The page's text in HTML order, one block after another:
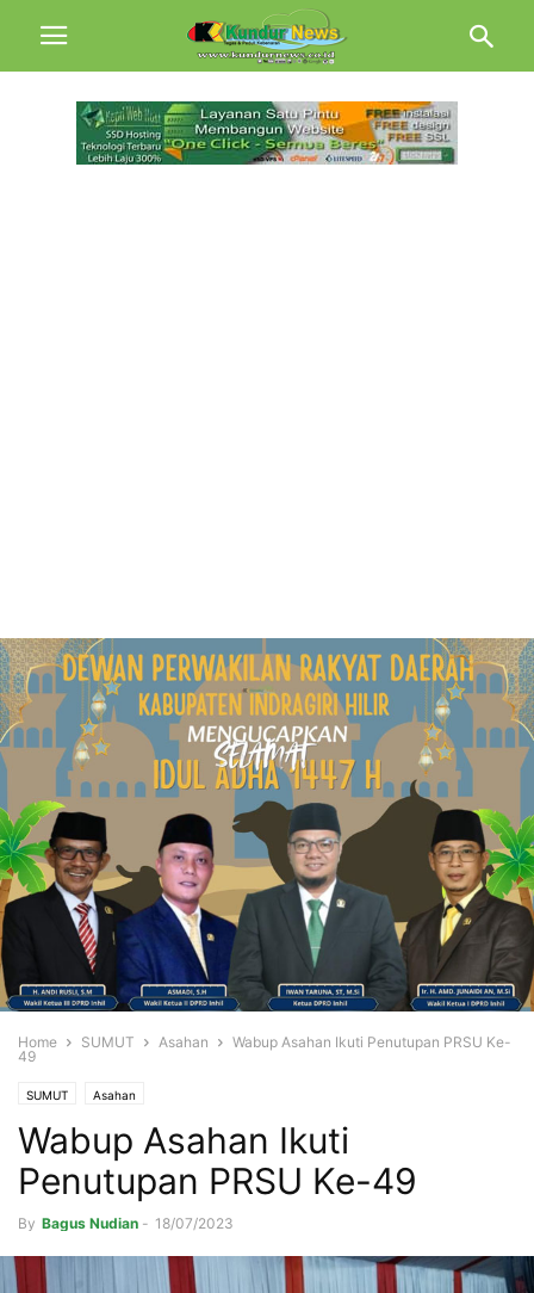
Home SUMUT Asahan
Wabup Asahan Ikuti Penutupan PRSU Ke-
49
SUMUT Asahan
Wabup Asahan Ikuti
Penutupan PRSU Ke-49
By Bagus Nudian - 18/07/2023